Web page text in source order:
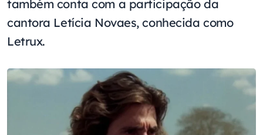
também conta com a participação da
cantora Letícia Novaes, conhecida como
Letrux.